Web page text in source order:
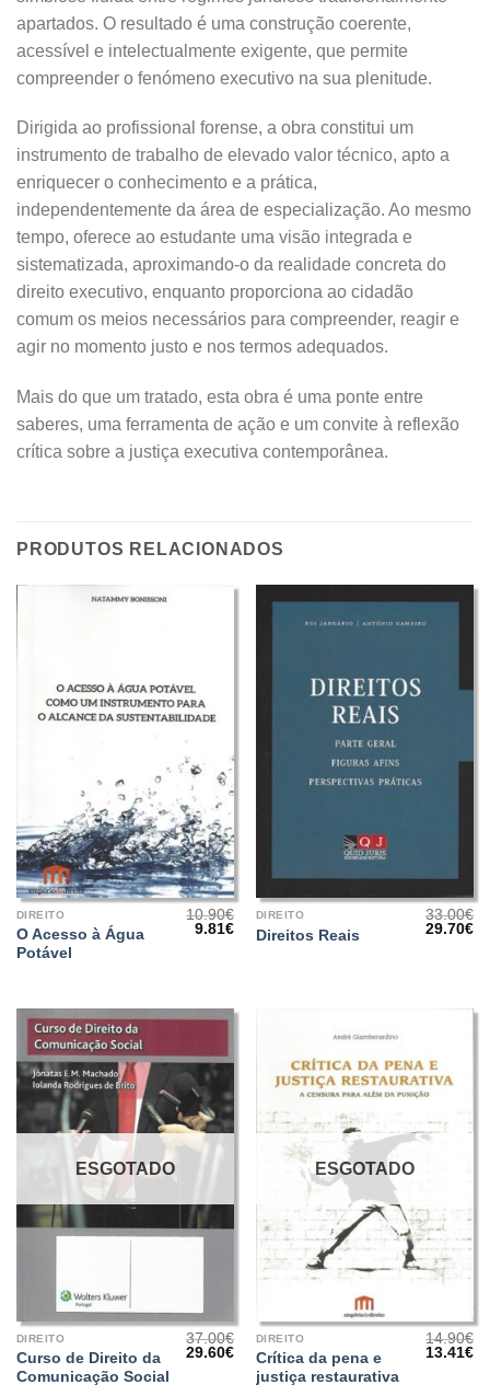
apartados. O resultado é uma construção coerente,
acessível e intelectualmente exigente, que permite
compreender o fenómeno executivo na sua plenitude.
Dirigida ao profissional forense, a obra constitui um
instrumento de trabalho de elevado valor técnico, apto a
enriquecer o conhecimento e a prática,
independentemente da área de especialização. Ao mesmo
tempo, oferece ao estudante uma visão integrada e
sistematizada, aproximando-o da realidade concreta do
direito executivo, enquanto proporciona ao cidadão
comum os meios necessários para compreender, reagir e
agir no momento justo e nos termos adequados.
Mais do que um tratado, esta obra é uma ponte entre
saberes, uma ferramenta de ação e um convite à reflexão
crítica sobre a justiça executiva contemporânea.
PRODUTOS RELACIONADOS
DIREITO
O Acesso à Água
Potável
10.90€
O
9.81€O
preço
DIREITO
Direitos Reais
33.00€
O
29.70€O
ESGOTADO
DIREITO
Curso de Direito da
Comunicação Social
37.00€
O
29.60€O
preço
atual
ESGOTADO
DIREITO
Crítica da pena e
justiça restaurativa
14.90€
O
13.41€O